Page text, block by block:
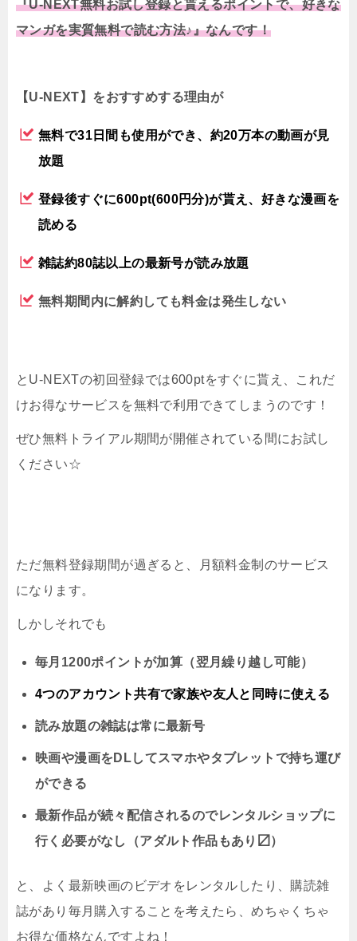
『U-NEXT無料お試し登録と貰えるポイントで、好きな
マンガを実質無料で読む方法♪』なんです！
【U-NEXT】をおすすめする理由が
無料で31日間も使用ができ、約20万本の動画が見
放題
登録後すぐに600pt(600円分)が貰え、好きな漫画を
読める
雑誌約80誌以上の最新号が読み放題
無料期間内に解約しても料金は発生しない
とU-NEXTの初回登録では600ptをすぐに貰え、これだ
けお得なサービスを無料で利用できてしまうのです！
ぜひ無料トライアル期間が開催されている間にお試し
ください☆
ただ無料登録期間が過ぎると、月額料金制のサービス
になります。
しかしそれでも
毎月1200ポイントが加算（翌月繰り越し可能）
4つのアカウント共有で家族や友人と同時に使える
読み放題の雑誌は常に最新号
映画や漫画をDLしてスマホやタブレットで持ち運び
ができる
最新作品が続々配信されるのでレンタルショップに
行く必要がなし（アダルト作品もあり〼）
と、よく最新映画のビデオをレンタルしたり、購読雑
誌があり毎月購入することを考えたら、めちゃくちゃ
お得な価格なんですよね！